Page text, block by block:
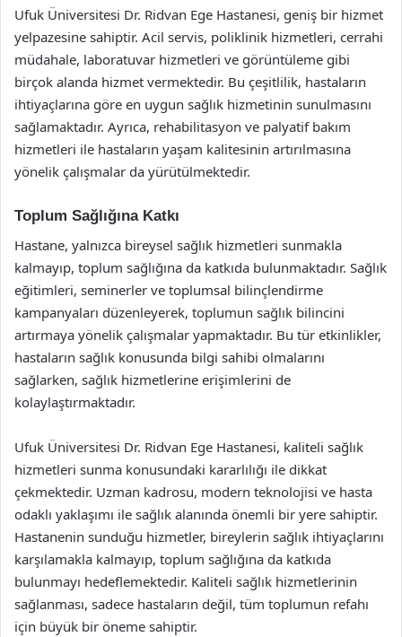
Ufuk Üniversitesi Dr. Ridvan Ege Hastanesi, geniş bir hizmet
yelpazesine sahiptir. Acil servis, poliklinik hizmetleri, cerrahi
müdahale, laboratuvar hizmetleri ve görüntüleme gibi
birçok alanda hizmet vermektedir. Bu çeşitlilik, hastaların
ihtiyaçlarına göre en uygun sağlık hizmetinin sunulmasını
sağlamaktadır. Ayrıca, rehabilitasyon ve palyatif bakım
hizmetleri ile hastaların yaşam kalitesinin artırılmasına
yönelik çalışmalar da yürütülmektedir.
Toplum Sağlığına Katkı
Hastane, yalnızca bireysel sağlık hizmetleri sunmakla
kalmayıp, toplum sağlığına da katkıda bulunmaktadır. Sağlık
eğitimleri, seminerler ve toplumsal bilinçlendirme
kampanyaları düzenleyerek, toplumun sağlık bilincini
artırmaya yönelik çalışmalar yapmaktadır. Bu tür etkinlikler,
hastaların sağlık konusunda bilgi sahibi olmalarını
sağlarken, sağlık hizmetlerine erişimlerini de
kolaylaştırmaktadır.
Ufuk Üniversitesi Dr. Ridvan Ege Hastanesi, kaliteli sağlık
hizmetleri sunma konusundaki kararlılığı ile dikkat
çekmektedir. Uzman kadrosu, modern teknolojisi ve hasta
odaklı yaklaşımı ile sağlık alanında önemli bir yere sahiptir.
Hastanenin sunduğu hizmetler, bireylerin sağlık ihtiyaçlarını
karşılamakla kalmayıp, toplum sağlığına da katkıda
bulunmayı hedeflemektedir. Kaliteli sağlık hizmetlerinin
sağlanması, sadece hastaların değil, tüm toplumun refahı
için büyük bir öneme sahiptir.